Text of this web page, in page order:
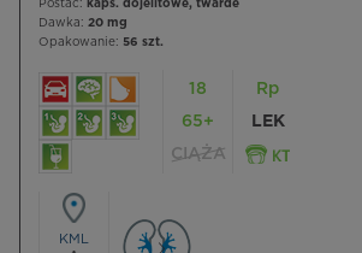
Postać: kaps. dojelitowe, twarde
Dawka: 20 mg
Opakowanie: 56 szt.
18
65+
CIĄŻA
Rp
LEK
KML